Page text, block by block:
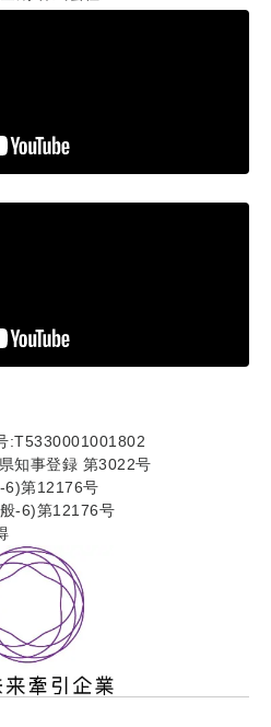
:T5330001001802
知事登録 第3022号
6)第12176号
-6)第12176号